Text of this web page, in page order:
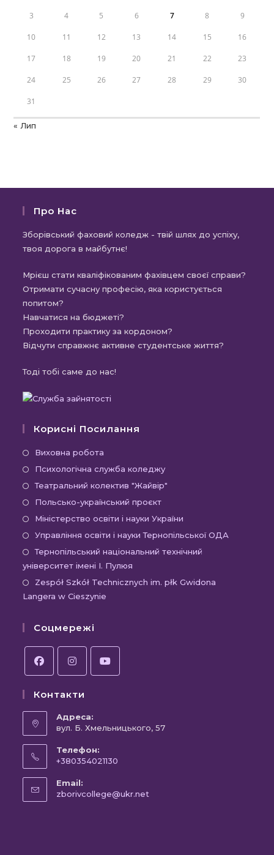
3 4 5 6 7 8 9
10 11 12 13 14 15 16
17 18 19 20 21 22 23
24 25 26 27 28 29 30
31
« Лип
Про Нас
Зборівський фаховий коледж - твій шлях до успіху,
твоя дорога в майбутнє!
Мрієш стати кваліфікованим фахівцем своєї справи?
Отримати сучасну професію, яка користується
попитом?
Навчатися на бюджеті?
Проходити практику за кордоном?
Відчути справжнє активне студентське життя?
Тоді тобі саме до нас!
Корисні Посилання
Виховна робота
в
новій
вкладці
Психологічна служба коледжуВідкриється
в
вкладці
Театральний колектив "Жайвір"
новій
вкладці
Польсько-український проєктВідкриється
в
новій
вкладці
Міністерство освіти і науки України
в
новій
Управління освіти і науки Тернопільської ОДА
Тернопільський національний технічний
університет імені І. Пулюя
Zespół Szkół Technicznych im. płk Gwidona
Langera w Cieszynie
Соцмережі
в
новій
вкладці
в
новій
вкладці
новій
вкладці
Контакти
Адреса:
вул. Б. Хмельницького, 57
Телефон:
+380354021130
у
Email:
zborivcollege@ukr.net